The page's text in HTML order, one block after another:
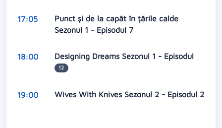
17:05
Punct și de la capăt în țările calde
Sezonul 1 - Episodul 7
18:00 Designing Dreams Sezonul 1 - Episodul
12
19:00 Wives With Knives Sezonul 2 - Episodul 2